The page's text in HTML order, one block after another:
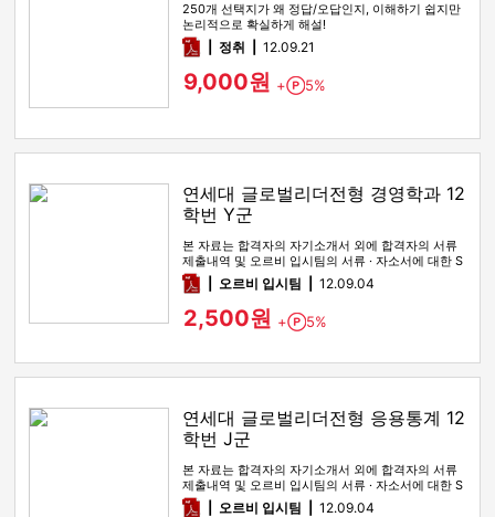
250개 선택지가 왜 정답/오답인지, 이해하기 쉽지만
논리적으로 확실하게 해설!
pdf정취 12.09.21
9,000원 + Point
5%
연세대 글로벌리더전형 경영학과 12
학번 Y군
본 자료는 합격자의 자기소개서 외에 합격자의 서류
제출내역 및 오르비 입시팀의 서류 · 자소서에 대한 S
WOT 분석이 포함돼 …
pdf오르비 입시팀 12.09.04
2,500원 + Point
5%
연세대 글로벌리더전형 응용통계 12
학번 J군
본 자료는 합격자의 자기소개서 외에 합격자의 서류
제출내역 및 오르비 입시팀의 서류 · 자소서에 대한 S
WOT 분석이 포함돼 …
pdf오르비 입시팀 12.09.04